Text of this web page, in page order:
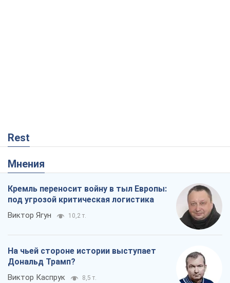
Rest
Мнения
Кремль переносит войну в тыл Европы:
под угрозой критическая логистика
Виктор Ягун 10,2 т.
На чьей стороне истории выступает
Дональд Трамп?
Виктор Каспрук 8,5 т.